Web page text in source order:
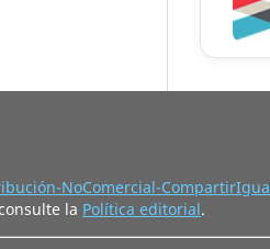
NoComercial-
la Política editorial.